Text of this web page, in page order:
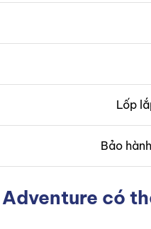
Lốp
Bảo
có